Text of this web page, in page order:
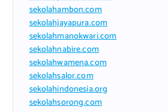
sekolahambon.com
sekolahjayapura.com
sekolahmanokwari.com
sekolahnabire.com
sekolahwamena.com
sekolahsalor.com
sekolahindonesia.org
sekolahsorong.com